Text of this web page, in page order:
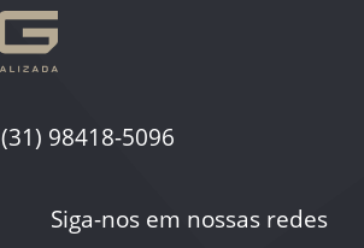
(31) 98418-5096
Siga-nos em nossas redes